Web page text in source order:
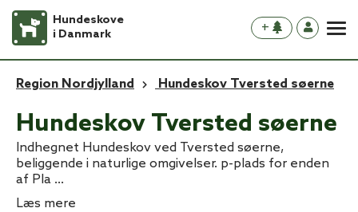
Hundeskove
i Danmark
+
Region Nordjylland Hundeskov Tversted søerne
Hundeskov Tversted søerne
Indhegnet Hundeskov ved Tversted søerne,
beliggende i naturlige omgivelser. p-plads for enden
af Pla ...
Læs mere